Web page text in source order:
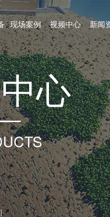
现场案例 视频中心 新闻
中心